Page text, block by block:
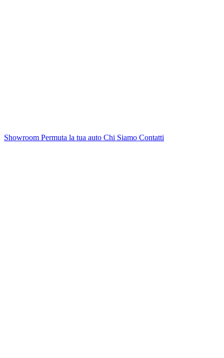
Showroom Permuta la tua auto Chi Siamo Contatti